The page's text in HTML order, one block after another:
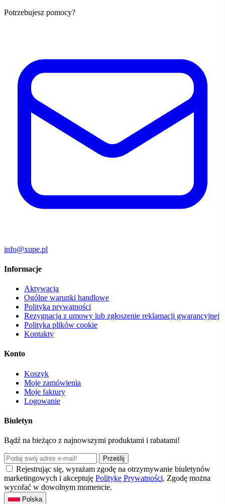
Potrzebujesz pomocy?
info@xupe.pl
Informacje
Aktywacja
Ogólne warunki handlowe
Polityka prywatności
Rezygnacja z umowy lub zgłoszenie reklamacji gwarancyjnej
Polityka plików cookie
Kontakty
Konto
Koszyk
Moje zamówienia
Moje faktury
Logowanie
Biuletyn
Bądź na bieżąco z najnowszymi produktami i rabatami!
Prześlij
Rejestrując się, wyrażam zgodę na otrzymywanie biuletynów
marketingowych i akceptuję Politykę Prywatności. Zgodę można
wycofać w dowolnym momencie.
Polska